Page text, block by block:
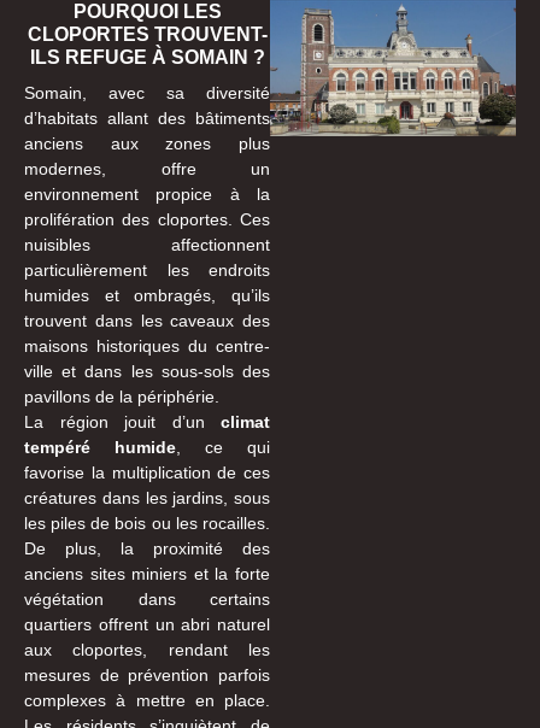
POURQUOI LES
CLOPORTES TROUVENT-
ILS REFUGE À SOMAIN ?
Somain, avec sa diversité
d’habitats allant des bâtiments
anciens aux zones plus
modernes, offre un
environnement propice à la
prolifération des cloportes. Ces
nuisibles affectionnent
particulièrement les endroits
humides et ombragés, qu’ils
trouvent dans les caveaux des
maisons historiques du centre-
ville et dans les sous-sols des
pavillons de la périphérie.
La région jouit d’un climat
tempéré humide , ce qui
favorise la multiplication de ces
créatures dans les jardins, sous
les piles de bois ou les rocailles.
De plus, la proximité des
anciens sites miniers et la forte
végétation dans certains
quartiers offrent un abri naturel
aux cloportes, rendant les
mesures de prévention parfois
complexes à mettre en place.